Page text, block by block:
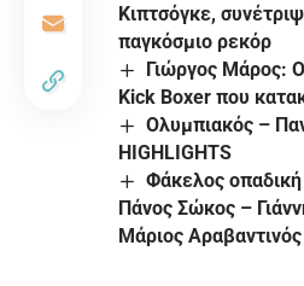
Κιπτσόγκε,
παγκόσμιο ρεκόρ
Γιώργος Μάρος:
Kick Boxer που
Ολυμπιακός –
HIGHLIGHTS
Φάκελος
Πάνος Σώκος –
Μάριος Αραβαντινός